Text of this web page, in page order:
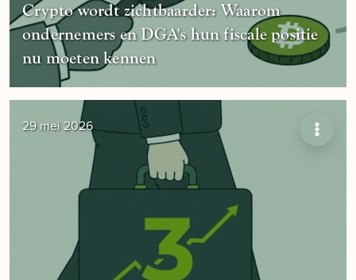
Crypto wordt zichtbaarder: Waarom
ondernemers en DGA's hun fiscale positie
nu moeten kennen
29 mei 2026